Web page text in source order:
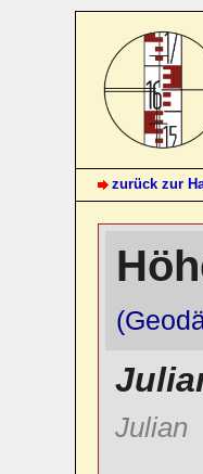
zurück zur
Julian